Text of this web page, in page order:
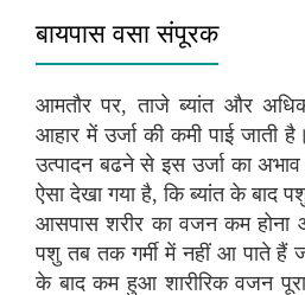
बायपास वसा संपूरक
आमतौर पर, ताजे ब्यांत और
आहार में उर्जा की कमी पाई
उत्पादन बढने से इस उर्जा का
ऐसा देखा गया है, कि ब्यांत के बाद
आसपास शरीर का वजन कम
पशु तब तक गर्मी में नहीं आ पाते हैं
के बाद कम हुआ शारीरिक वजन